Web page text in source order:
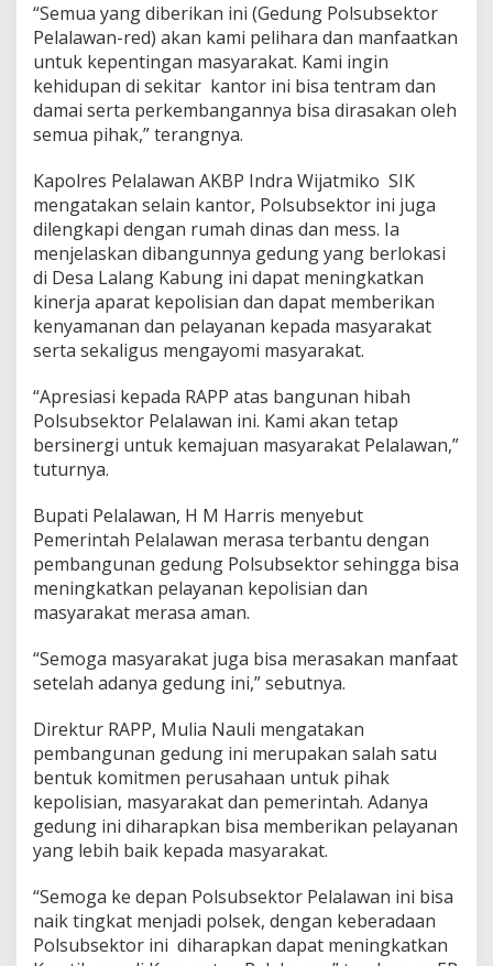
“Semua yang diberikan ini (Gedung Polsubsektor
Pelalawan-red) akan kami pelihara dan manfaatkan
untuk kepentingan masyarakat. Kami ingin
kehidupan di sekitar kantor ini bisa tentram dan
damai serta perkembangannya bisa dirasakan oleh
semua pihak,” terangnya.
Kapolres Pelalawan AKBP Indra Wijatmiko SIK
mengatakan selain kantor, Polsubsektor ini juga
dilengkapi dengan rumah dinas dan mess. Ia
menjelaskan dibangunnya gedung yang berlokasi
di Desa Lalang Kabung ini dapat meningkatkan
kinerja aparat kepolisian dan dapat memberikan
kenyamanan dan pelayanan kepada masyarakat
serta sekaligus mengayomi masyarakat.
“Apresiasi kepada RAPP atas bangunan hibah
Polsubsektor Pelalawan ini. Kami akan tetap
bersinergi untuk kemajuan masyarakat Pelalawan,”
tuturnya.
Bupati Pelalawan, H M Harris menyebut
Pemerintah Pelalawan merasa terbantu dengan
pembangunan gedung Polsubsektor sehingga bisa
meningkatkan pelayanan kepolisian dan
masyarakat merasa aman.
“Semoga masyarakat juga bisa merasakan manfaat
setelah adanya gedung ini,” sebutnya.
Direktur RAPP, Mulia Nauli mengatakan
pembangunan gedung ini merupakan salah satu
bentuk komitmen perusahaan untuk pihak
kepolisian, masyarakat dan pemerintah. Adanya
gedung ini diharapkan bisa memberikan pelayanan
yang lebih baik kepada masyarakat.
“Semoga ke depan Polsubsektor Pelalawan ini bisa
naik tingkat menjadi polsek, dengan keberadaan
Polsubsektor ini diharapkan dapat meningkatkan